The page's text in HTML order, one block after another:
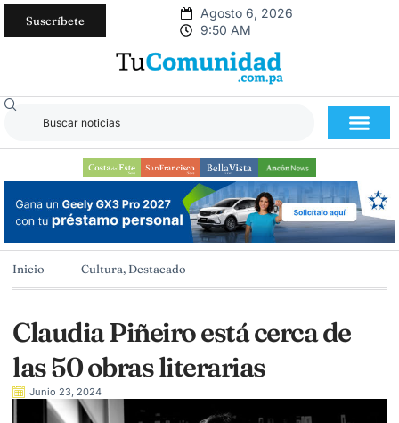
Suscríbete
Agosto 6, 2026
9:50 AM
Inicio Cultura, Destacado
Claudia Piñeiro está cerca de
las 50 obras literarias
Junio 23, 2024